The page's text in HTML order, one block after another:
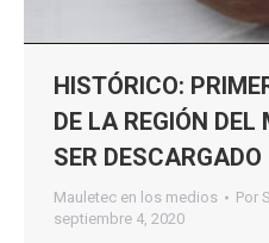
HISTÓRICO:
DE LA REGIÓN DEL
SER
Mauletec en los medios Por
septiembre 4, 2020